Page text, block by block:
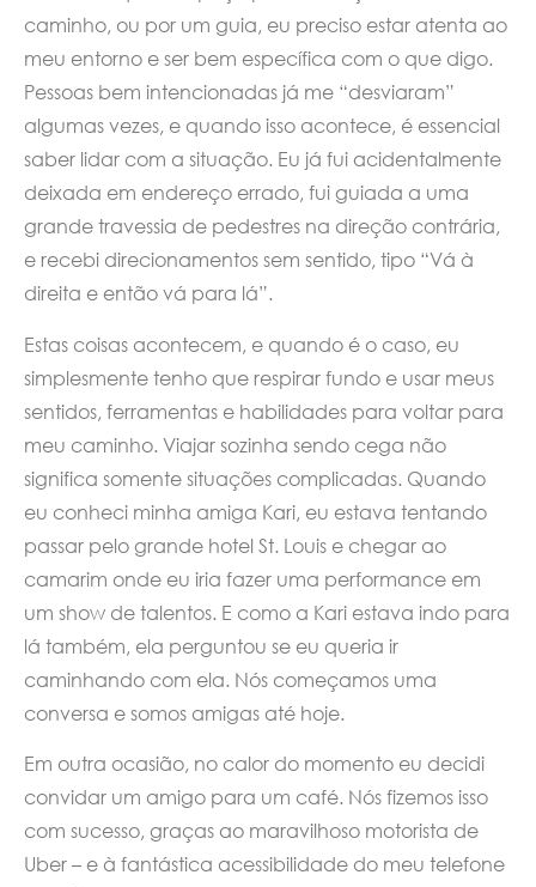
caminho, ou por um guia, eu preciso estar atenta ao
meu entorno e ser bem específica com o que digo.
Pessoas bem intencionadas já me “desviaram”
algumas vezes, e quando isso acontece, é essencial
saber lidar com a situação. Eu já fui acidentalmente
deixada em endereço errado, fui guiada a uma
grande travessia de pedestres na direção contrária,
e recebi direcionamentos sem sentido, tipo “Vá à
direita e então vá para lá”.
Estas coisas acontecem, e quando é o caso, eu
simplesmente tenho que respirar fundo e usar meus
sentidos, ferramentas e habilidades para voltar para
meu caminho. Viajar sozinha sendo cega não
significa somente situações complicadas. Quando
eu conheci minha amiga Kari, eu estava tentando
passar pelo grande hotel St. Louis e chegar ao
camarim onde eu iria fazer uma performance em
um show de talentos. E como a Kari estava indo para
lá também, ela perguntou se eu queria ir
caminhando com ela. Nós começamos uma
conversa e somos amigas até hoje.
Em outra ocasião, no calor do momento eu decidi
convidar um amigo para um café. Nós fizemos isso
com sucesso, graças ao maravilhoso motorista de
Uber – e à fantástica acessibilidade do meu telefone